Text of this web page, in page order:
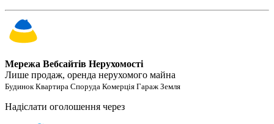
Мережа Вебсайтів Нерухомості
Лише продаж, оренда нерухомого майна
Будинок Квартира Споруда Комерція Гараж Земля
Надіслати оголошення через